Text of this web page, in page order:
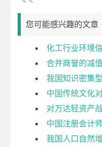
您可能感兴趣的文章
化工行业环境信息
合并商誉的减值测试
我国知识密集型企业
中国传统文化对
对万达轻资产战略调
中国注册会计师
我国人口自然增